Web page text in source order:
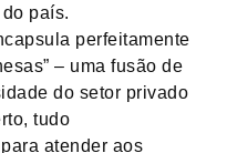
país.
perfeitamente
– uma fusão de
do setor privado
tudo
atender aos